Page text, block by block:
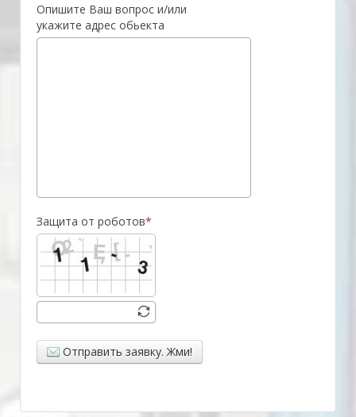
Опишите Ваш вопрос и/или
укажите адрес обьекта
Защита от роботов
Отправить заявку. Жми!